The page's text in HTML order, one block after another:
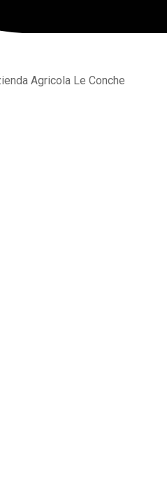
Agricola Le Conche